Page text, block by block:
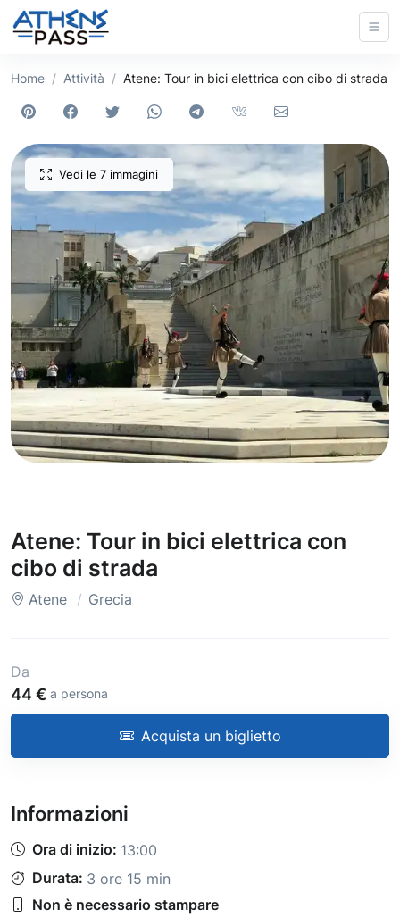
Home Attività Atene: Tour in bici elettrica con cibo di strada
Vedi le 7 immagini
Atene: Tour in bici elettrica con
cibo di strada
Atene Grecia
Da
44 € a persona
Acquista un biglietto
Informazioni
Ora di inizio: 13:00
Durata: 3 ore 15 min
Non è necessario stampare